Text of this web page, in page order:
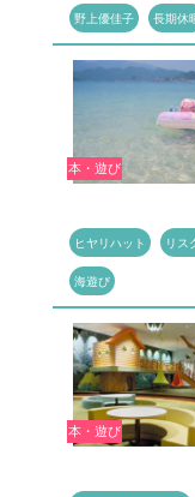
野上優佳子 長期休
本・遊び
ヒヤリハット リス
海遊び
本・遊び